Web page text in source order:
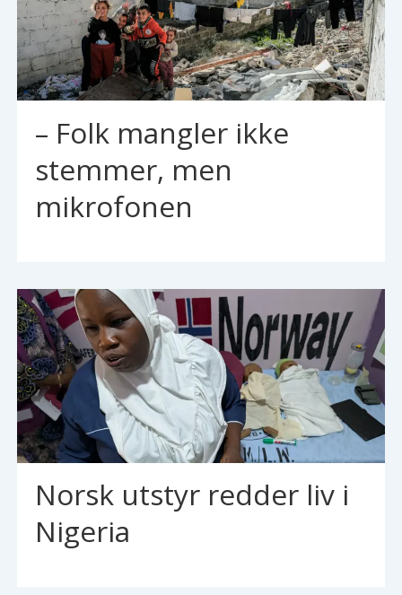
– Folk mangler ikke
stemmer, men
mikrofonen
Norsk utstyr redder liv i
Nigeria